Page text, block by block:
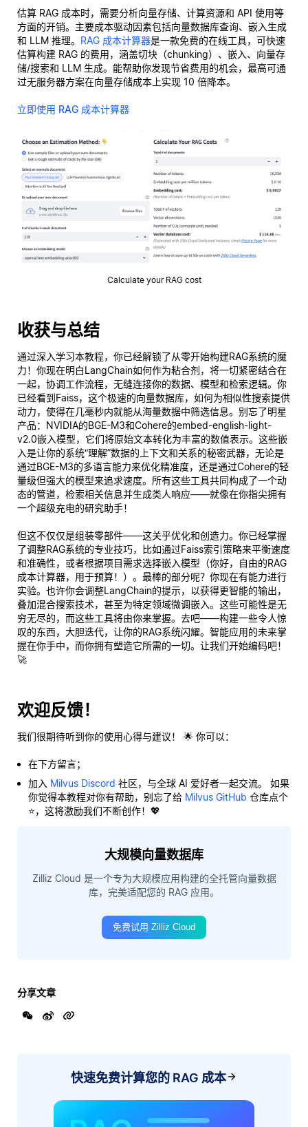
估算 RAG 成本时，需要分析向量存储、计算资源和 API 使用等
方面的开销。主要成本驱动因素包括向量数据库查询、嵌入生成
和 LLM 推理。 RAG 成本计算器是一款免费的在线工具，可快速
估算构建 RAG 的费用，涵盖切块（chunking）、嵌入、向量存
储/搜索和 LLM 生成。能帮助你发现节省费用的机会，最高可通
过无服务器方案在向量存储成本上实现 10 倍降本。
立即使用 RAG 成本计算器
Calculate your RAG cost
收获与总结
通过深入学习本教程，你已经解锁了从零开始构建RAG系统的魔
力！你现在明白LangChain如何作为粘合剂，将一切紧密结合在
一起，协调工作流程，无缝连接你的数据、模型和检索逻辑。你
已经看到Faiss，这个极速的向量数据库，如何为相似性搜索提供
动力，使得在几毫秒内就能从海量数据中筛选信息。别忘了明星
产品：NVIDIA的BGE-M3和Cohere的embed-english-light-
v2.0嵌入模型，它们将原始文本转化为丰富的数值表示。这些嵌
入是让你的系统“理解”数据的上下文和关系的秘密武器，无论是
通过BGE-M3的多语言能力来优化精准度，还是通过Cohere的轻
量级但强大的模型来追求速度。所有这些工具共同构成了一个动
态的管道，检索相关信息并生成类人响应——就像在你指尖拥有
一个超级充电的研究助手！
但这不仅仅是组装零部件——这关乎优化和创造力。你已经掌握
了调整RAG系统的专业技巧，比如通过Faiss索引策略来平衡速度
和准确性，或者根据项目需求选择嵌入模型（你好，自由的RAG
成本计算器，用于预算！）。最棒的部分呢？你现在有能力进行
实验。也许你会调整LangChain的提示，以获得更智能的输出，
叠加混合搜索技术，甚至为特定领域微调嵌入。这些可能性是无
穷无尽的，而这些工具将由你来掌握。去吧——构建一些令人惊
叹的东西，大胆迭代，让你的RAG系统闪耀。智能应用的未来掌
握在你手中，而你拥有塑造它所需的一切。让我们开始编码吧！
🚀
欢迎反馈！
我们很期待听到你的使用心得与建议！ 🌟 你可以：
在下方留言；
加入 Milvus Discord 社区，与全球 AI 爱好者一起交流。 如果
你觉得本教程对你有帮助，别忘了给 Milvus GitHub 仓库点个
⭐，这将激励我们不断创作！💖
大规模向量数据库
Zilliz Cloud 是一个专为大规模应用构建的全托管向量数据
库，完美适配您的 RAG 应用。
免费试用 Zilliz Cloud
分享文章
快速免费计算您的 RAG 成本